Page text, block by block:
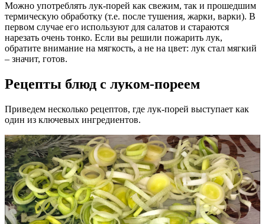
Можно употреблять лук-порей как свежим, так и прошедшим
термическую обработку (т.е. после тушения, жарки, варки). В
первом случае его используют для салатов и стараются
нарезать очень тонко. Если вы решили пожарить лук,
обратите внимание на мягкость, а не на цвет: лук стал мягкий
‒ значит, готов.
Рецепты блюд с луком-пореем
Приведем несколько рецептов, где лук-порей выступает как
один из ключевых ингредиентов.